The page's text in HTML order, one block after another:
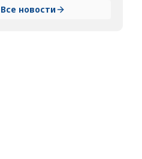
Все новости